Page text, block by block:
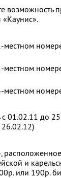
возможность
местном
местном
с 01.02.11 до
и
или 190р.